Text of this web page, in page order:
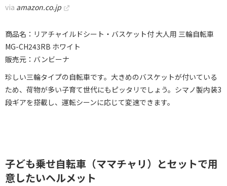
via amazon.co.jp
商品名：リアチャイルドシート・バスケット付 大人用 三輪自転車
MG-CH243RB ホワイト
販売元：バンビーナ
珍しい三輪タイプの自転車です。大きめのバスケットが付いている
ため、荷物が多い子育て世代にもピッタリでしょう。シマノ製内装3
段ギアを搭載し、運転シーンに応じて変速できます。
子ども乗せ自転車（ママチャリ）とセットで用
意したいヘルメット